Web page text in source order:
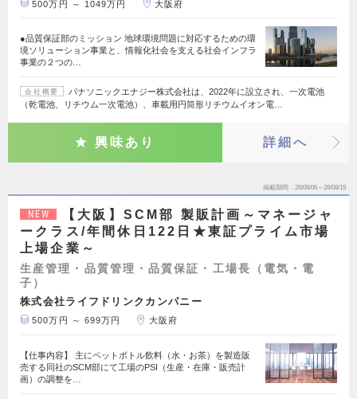
500万円 ～ 1049万円 大阪府
●品質保証部のミッション 地球環境問題に対応するための環
境ソリューション事業と、情報化社会を支える社会インフラ
事業の２つの…
会社概要
パナソニックエナジー株式会社は、2022年に設立され、一次電池
（乾電池、リチウム一次電池）、車載用円筒形リチウムイオン電…
興味あり 詳細へ
掲載期間 26/08/06～26/08/19
NEW
【大阪】SCM部 製販計画～マネージャ
ークラス/年間休日122日★東証プライム市場
上場企業～
生産管理・品質管理・品質保証・工場長（電気・電
子）
株式会社ライフドリンクカンパニー
500万円 ～ 699万円 大阪府
【仕事内容】 主にペットボトル飲料（水・お茶）を製造販
売する同社のSCM部にて工場のPSI（生産・在庫・販売計
画）の調整を…